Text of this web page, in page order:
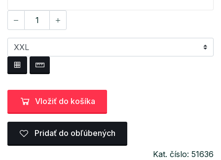
Vložiť do košíka
Pridať do obľúbených
Kat. číslo: 51636